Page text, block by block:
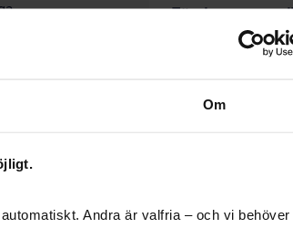
Om
Andra är valfria – och vi behöver
i
dem
tänkte
hade
Förebygg
Hållbar